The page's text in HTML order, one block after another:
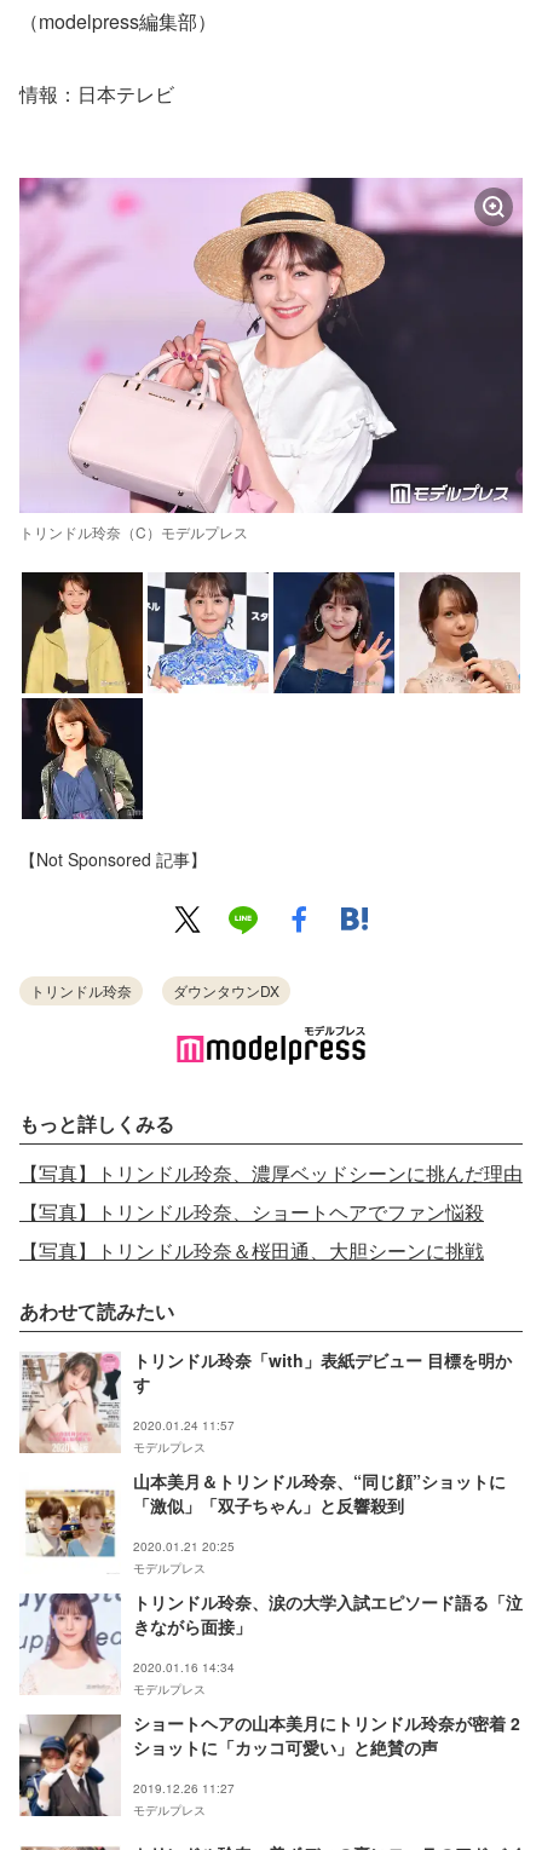
（modelpress編集部）
情報：日本テレビ
トリンドル玲奈（C）モデルプレス
【Not Sponsored 記事】
トリンドル玲奈 ダウンタウンDX
もっと詳しくみる
【写真】トリンドル玲奈、濃厚ベッドシーンに挑んだ理由
【写真】トリンドル玲奈、ショートヘアでファン悩殺
【写真】トリンドル玲奈＆桜田通、大胆シーンに挑戦
あわせて読みたい
トリンドル玲奈「with」表紙デビュー 目標を明か
す
2020.01.24 11:57
モデルプレス
山本美月＆トリンドル玲奈、“同じ顔”ショットに
「激似」「双子ちゃん」と反響殺到
2020.01.21 20:25
モデルプレス
トリンドル玲奈、涙の大学入試エピソード語る「泣
きながら面接」
2020.01.16 14:34
モデルプレス
ショートヘアの山本美月にトリンドル玲奈が密着 2
ショットに「カッコ可愛い」と絶賛の声
2019.12.26 11:27
モデルプレス